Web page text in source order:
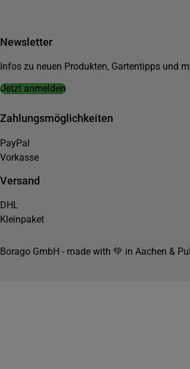
Newsletter
Infos zu neuen Produkten, Gartentipps und
Jetzt anmelden
Zahlungsmöglichkeiten
PayPal
Vorkasse
Versand
DHL
Kleinpaket
Borago GmbH - made with 💚 in Aachen &